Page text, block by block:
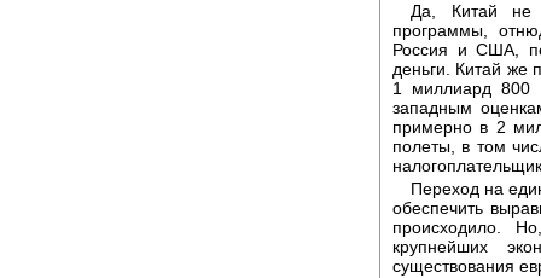
Да, Китай не
программы,
Россия и США,
деньги. Китай же
1 миллиард 800
западным
примерно в 2
полеты, в том
Переход на
обеспечить
происходило.
крупнейших
существования